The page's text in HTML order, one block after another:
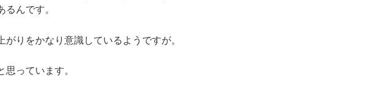
んです。
りをかなり意識しているようですが。
っています。